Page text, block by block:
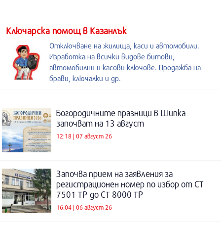
Kлючарска помощ в Казанлък
Отключване на жилища, каси и автомобили.
Изработка на всички видове битови,
автомобилни и касови ключове. Продажба на
брави, ключалки и др.
Богородичните празници в Шипка
започват на 13 август
12:18 | 07 август 26
Започва прием на заявления за
регистрационен номер по избор от СТ
7501 ТР до СТ 8000 ТР
16:04 | 06 август 26